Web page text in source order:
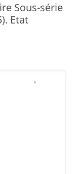
Sous-série
Etat